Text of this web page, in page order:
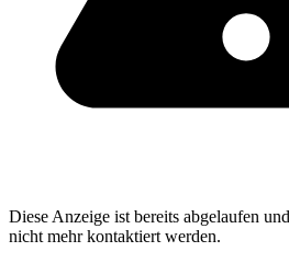
Diese Anzeige ist bereits abgelaufen
nicht mehr kontaktiert werden.